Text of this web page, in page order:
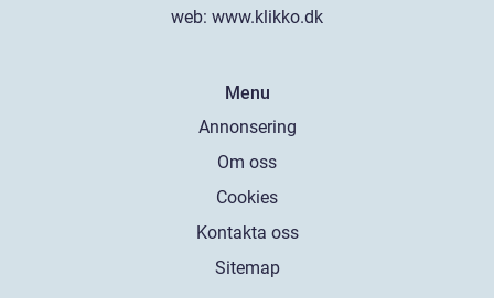
web: www.klikko.dk
Menu
Annonsering
Om oss
Cookies
Kontakta oss
Sitemap